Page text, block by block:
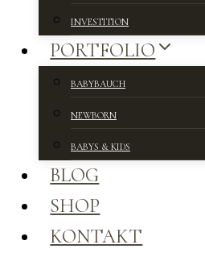
INVESTITION
PORTFOLIO
BABYBAUCH
NEWBORN
BABYS & KIDS
BLOG
SHOP
KONTAKT